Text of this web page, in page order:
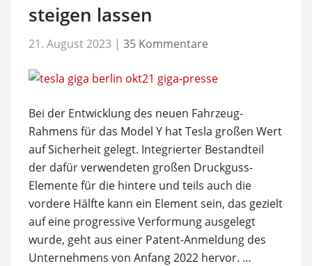
steigen lassen
21. August 2023 | 35 Kommentare
Bei der Entwicklung des neuen Fahrzeug-
Rahmens für das Model Y hat Tesla großen Wert
auf Sicherheit gelegt. Integrierter Bestandteil
der dafür verwendeten großen Druckguss-
Elemente für die hintere und teils auch die
vordere Hälfte kann ein Element sein, das gezielt
auf eine progressive Verformung ausgelegt
wurde, geht aus einer Patent-Anmeldung des
Unternehmens von Anfang 2022 hervor. …